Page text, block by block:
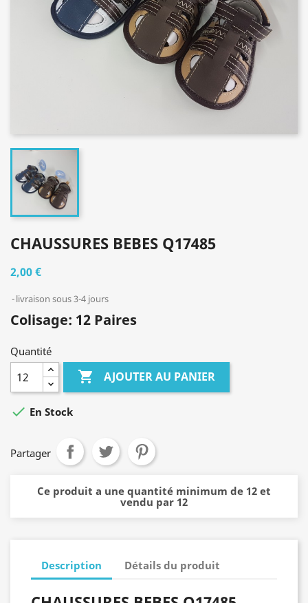
CHAUSSURES BEBES Q17485
2,00 €
livraison sous 3-4 jours
Colisage: 12 Paires
Quantité
 AJOUTER AU PANIER
 En Stock
Partager
Ce produit a une quantité minimum de 12 et
vendu par 12
Description Détails du produit